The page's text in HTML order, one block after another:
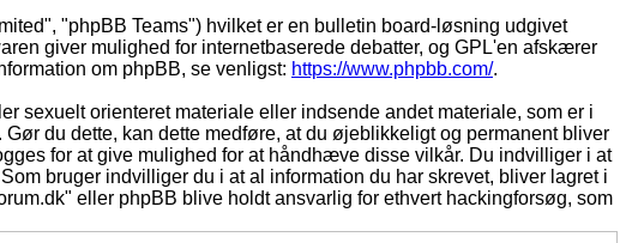
"phpBB Teams") hvilket er en bulletin board-løsning udgivet
giver mulighed for internetbaserede debatter, og GPL'en afskærer
om phpBB, se venligst: https://www.phpbb.com/.
sexuelt orienteret materiale eller indsende andet materiale, som er i
du dette, kan dette medføre, at du øjeblikkeligt og permanent bliver
for at give mulighed for at håndhæve disse vilkår. Du indvilliger i at
bruger indvilliger du i at al information du har skrevet, bliver lagret i
eller phpBB blive holdt ansvarlig for ethvert hackingforsøg, som